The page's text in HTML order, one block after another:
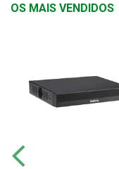
OS MAIS VENDIDOS